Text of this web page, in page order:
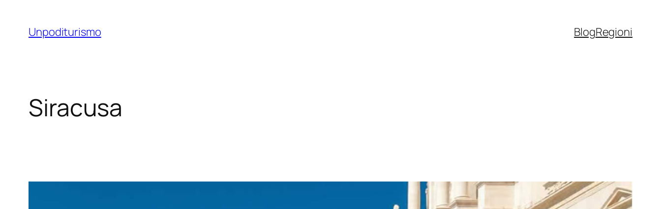
contenuto
Unpoditurismo BlogRegioni
Siracusa